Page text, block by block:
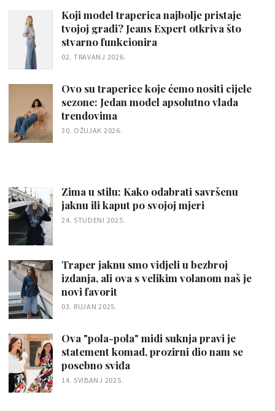
Koji model traperica najbolje pristaje
tvojoj građi? Jeans Expert otkriva što
stvarno funkcionira
02. TRAVANJ 2026.
Ovo su traperice koje ćemo nositi cijele
sezone: Jedan model apsolutno vlada
trendovima
30. OŽUJAK 2026.
Zima u stilu: Kako odabrati savršenu
jaknu ili kaput po svojoj mjeri
24. STUDENI 2025.
Traper jaknu smo vidjeli u bezbroj
izdanja, ali ova s velikim volanom naš je
novi favorit
03. RUJAN 2025.
Ova "pola-pola" midi suknja pravi je
statement komad, prozirni dio nam se
posebno sviđa
14. SVIBANJ 2025.